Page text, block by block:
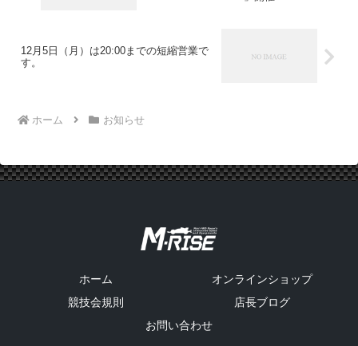
12月5日（月）は20:00までの短縮営業で
す。
ホーム お知らせ
ホーム
オンラインショップ
競技会規則
店長ブログ
お問い合わせ